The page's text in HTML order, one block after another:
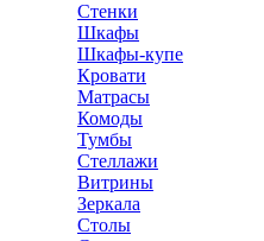
Стенки
Шкафы
Шкафы-купе
Кровати
Матрасы
Комоды
Тумбы
Стеллажи
Витрины
Зеркала
Столы